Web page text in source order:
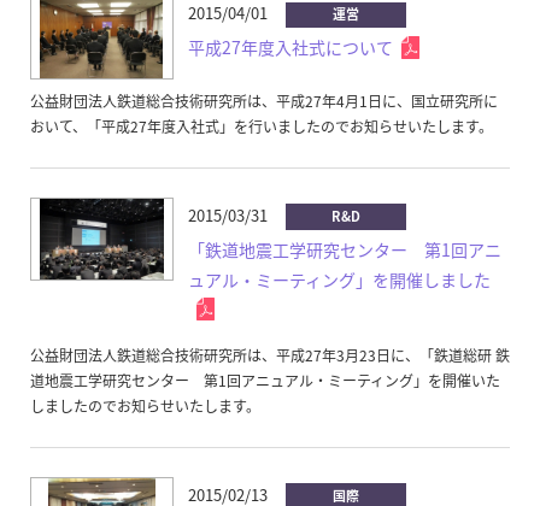
2015/04/01 運営
平成27年度入社式について
公益財団法人鉄道総合技術研究所は、平成27年4月1日に、国立研究所に
おいて、「平成27年度入社式」を行いましたのでお知らせいたします。
2015/03/31 R&D
「鉄道地震工学研究センター 第1回アニ
ュアル・ミーティング」を開催しました
公益財団法人鉄道総合技術研究所は、平成27年3月23日に、「鉄道総研 鉄
道地震工学研究センター 第1回アニュアル・ミーティング」を開催いた
しましたのでお知らせいたします。
2015/02/13 国際